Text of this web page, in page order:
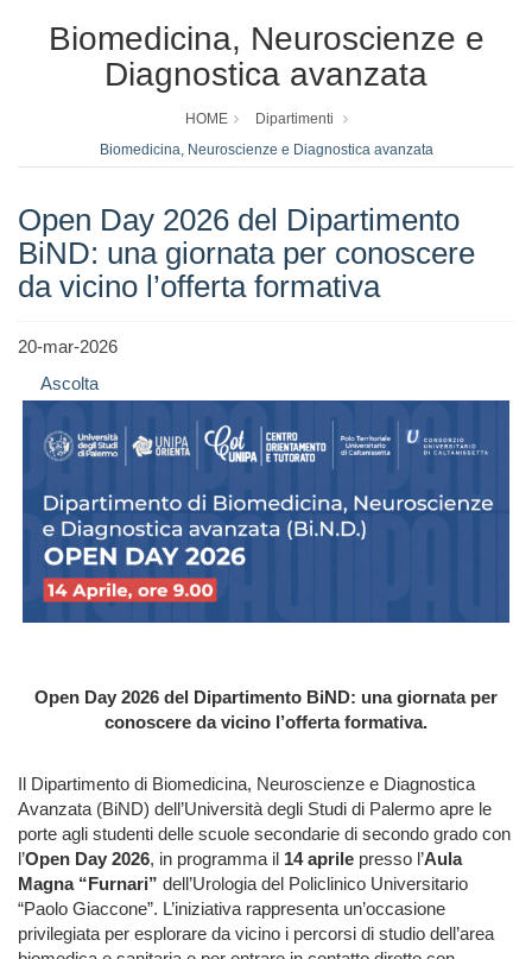
Biomedicina, Neuroscienze e
Diagnostica avanzata
HOME
Dipartimenti
Biomedicina, Neuroscienze e Diagnostica avanzata
Open Day 2026 del Dipartimento
BiND: una giornata per conoscere
da vicino l’offerta formativa
20-mar-2026
Ascolta
Open Day 2026 del Dipartimento BiND: una giornata per
conoscere da vicino l’offerta formativa.
Il Dipartimento di Biomedicina, Neuroscienze e Diagnostica
Avanzata (BiND) dell’Università degli Studi di Palermo apre le
porte agli studenti delle scuole secondarie di secondo grado con
l’Open Day 2026, in programma il 14 aprile presso l’Aula
Magna “Furnari” dell’Urologia del Policlinico Universitario
“Paolo Giaccone”. L’iniziativa rappresenta un’occasione
privilegiata per esplorare da vicino i percorsi di studio dell’area